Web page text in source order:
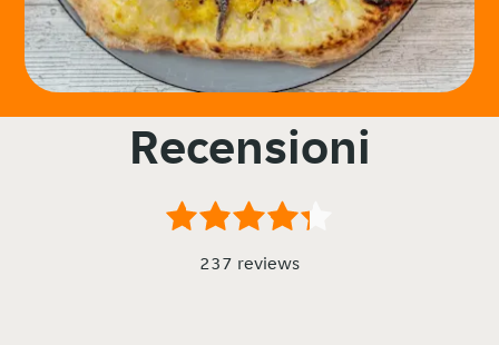
Recensioni
237 reviews